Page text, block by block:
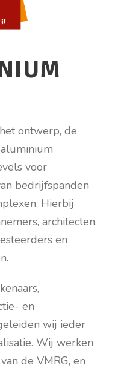
ontwerp, de
voor
bedrijfspanden
Hierbij
architecten,
en
en
wij ieder
Wij werken
de VMRG, en